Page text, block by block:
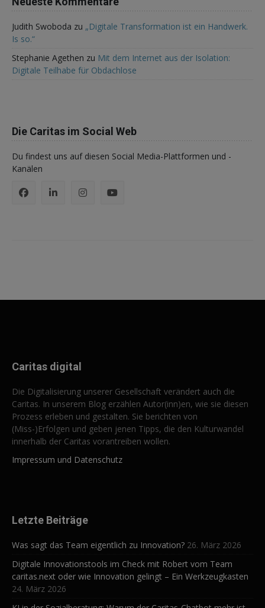
Judith Swoboda zu „Digitale Transformation ist ein Handwerk.
Is so.“
Stephanie Agethen zu Mit dem Internet aus der Isolation:
Digitale Teilhabe für Obdachlose
Die Caritas im Social Web
Du findest uns auf diesen Social Media-Plattformen und -
Kanälen
Caritas digital
Die Digitalisierung unserer Gesellschaft verändert auch die
Caritas. In unserem Blog erzählen Autor(inn)en, wie sie diesen
Prozess erleben und gestalten. Sie berichten von
(Miss-)Erfolgen und geben jenen Tipps, die den Kulturwandel
innerhalb der Caritas vorantreiben wollen.
Impressum und Datenschutz
Letzte Beiträge
Was sagt das Team eigentlich zu Innovation? 26. März 2026
Digitale Innovationstools im Check mit Robert vom Team
caritas.next oder wie Innovation gelingt – Ein Werkzeugkasten
24. März 2026